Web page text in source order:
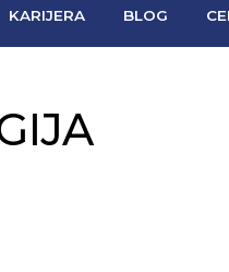
KARIJERA BLOG